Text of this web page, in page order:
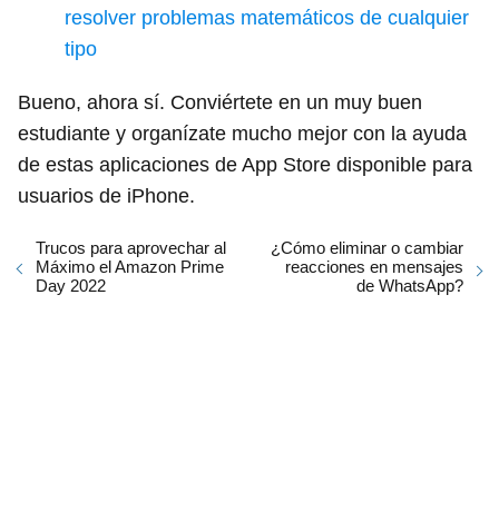
resolver problemas matemáticos de cualquier
tipo
Bueno, ahora sí. Conviértete en un muy buen
estudiante y organízate mucho mejor con la ayuda
de estas aplicaciones de App Store disponible para
usuarios de iPhone.
Trucos para aprovechar al
Máximo el Amazon Prime
Day 2022
¿Cómo eliminar o cambiar
reacciones en mensajes
de WhatsApp?